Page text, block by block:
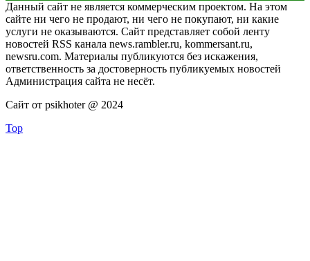
Данный сайт не является коммерческим проектом. На этом
сайте ни чего не продают, ни чего не покупают, ни какие
услуги не оказываются. Сайт представляет собой ленту
новостей RSS канала news.rambler.ru, kommersant.ru,
newsru.com. Материалы публикуются без искажения,
ответственность за достоверность публикуемых новостей
Администрация сайта не несёт.
Сайт от psikhoter @ 2024
Top